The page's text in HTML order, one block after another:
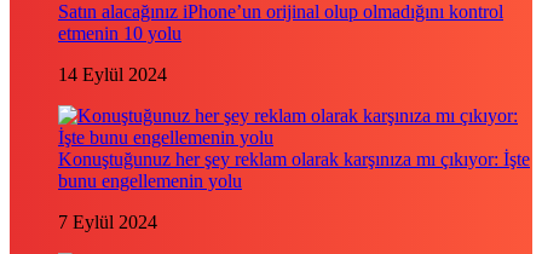
Satın alacağınız iPhone’un orijinal olup olmadığını kontrol
etmenin 10 yolu
14 Eylül 2024
Konuştuğunuz her şey reklam olarak karşınıza mı çıkıyor: İşte
bunu engellemenin yolu
7 Eylül 2024